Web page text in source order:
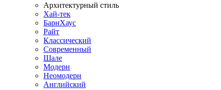
Архитектурный стиль
Хай-тек
БарнХаус
Райт
Классический
Современный
Шале
Модерн
Неомодерн
Английский